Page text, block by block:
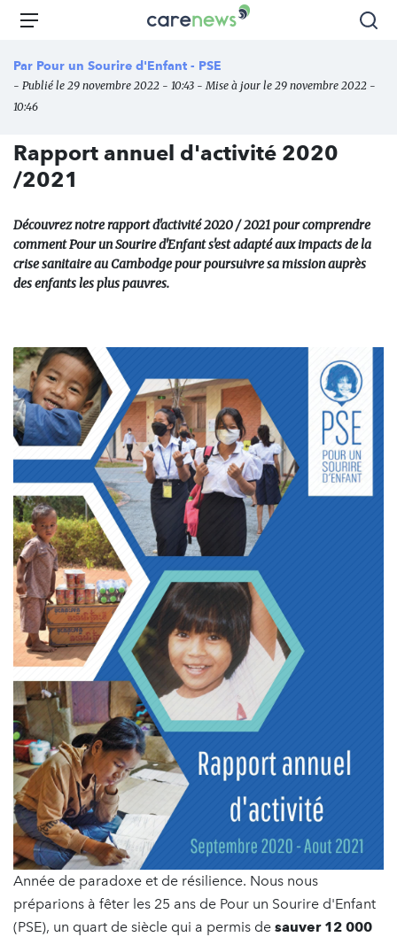
Aller
principal
Carenews,
média
des
l'engagement
Menu
Par Pour un Sourire d'Enfant - PSE
- Publié le 29 novembre 2022 - 10:43 - Mise à jour le 29 novembre 2022 -
10:46
Rapport annuel d'activité 2020
/2021
Découvrez notre rapport d'activité 2020 / 2021 pour comprendre
comment Pour un Sourire d'Enfant s'est adapté aux impacts de la
crise sanitaire au Cambodge pour poursuivre sa mission auprès
des enfants les plus pauvres.
Année de paradoxe et de résilience. Nous nous
préparions à fêter les 25 ans de Pour un Sourire d'Enfant
(PSE), un quart de siècle qui a permis de sauver 12 000